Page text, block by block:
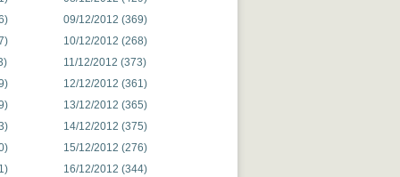
09/12/2012 (369)
10/12/2012 (268)
11/12/2012 (373)
12/12/2012 (361)
13/12/2012 (365)
14/12/2012 (375)
15/12/2012 (276)
16/12/2012 (344)